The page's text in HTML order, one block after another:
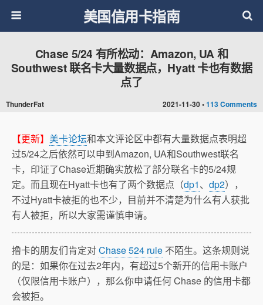
美国信用卡指南
2021-11-30 •113 Comments
Chase 5/24 有所松动：Amazon, UA 和
Southwest 联名卡大量数据点，Hyatt 卡也有数据
点了
ThunderFat
【更新】 美卡论坛和本文评论区中都有大量数据点表明超
过5/24之后依然可以申到Amazon, UA和Southwest联名
卡，印证了Chase近期确实放松了部分联名卡的5/24规
定。而且现在Hyatt卡也有了两个数据点（dp1、 dp2），
不过Hyatt卡被拒的也不少，目前并不清楚为什么有人获批
有人被拒，所以大家需谨慎申请。
撸卡的朋友们肯定对Chase 524 rule 不陌生。这条规则说
的是：如果你在过去2年内，有超过5个新开的信用卡账户
（仅限信用卡账户），那么你申请任何 Chase 的信用卡都
会被拒。